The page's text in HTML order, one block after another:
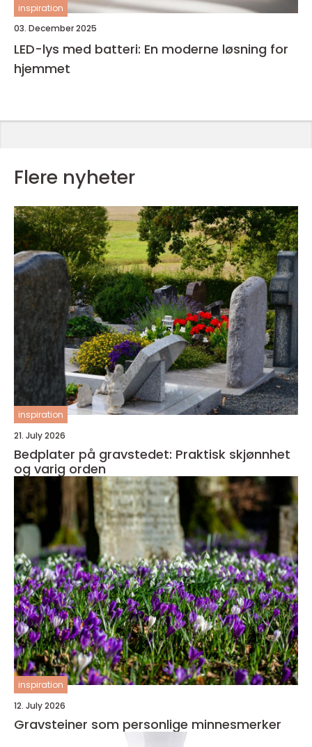
inspiration
03. December 2025
LED-lys med batteri: En moderne løsning for
hjemmet
Flere nyheter
inspiration
21. July 2026
Bedplater på gravstedet: Praktisk skjønnhet
og varig orden
inspiration
12. July 2026
Gravsteiner som personlige minnesmerker